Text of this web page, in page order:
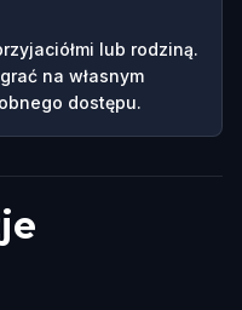
lub rodziną.
na własnym
dostępu.